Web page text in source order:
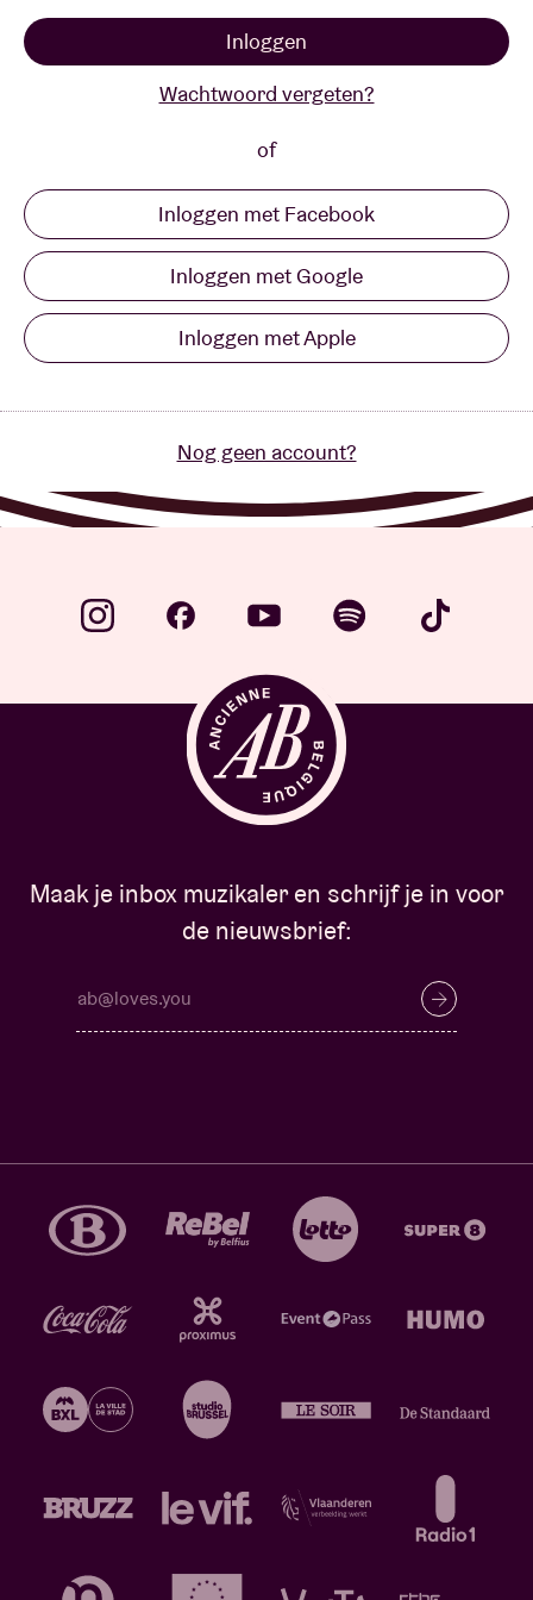
ABtv
Concertcheque
Over AB
Inloggen
Wachtwoord vergeten?
of
Inloggen met Facebook
Inloggen met Google
Inloggen met Apple
Nog geen account?
Maak je inbox muzikaler en schrijf je in voor
de nieuwsbrief: